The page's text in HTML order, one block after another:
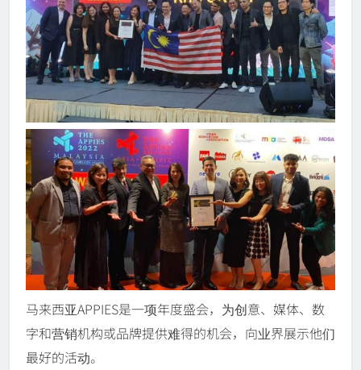
马来西亚APPIES是一项年度盛会，为创意、媒体、数
字和营销机构或品牌提供难得的机会，向业界展示他们
最好的活动。